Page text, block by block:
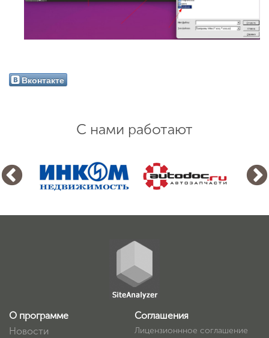
Вконтакте
С нами работают
О программе
Новости
Соглашения
Лицензионнное соглашение